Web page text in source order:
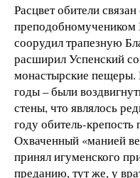
Расцвет обители
преподобномучеником
соорудил трапезную
расширил Успенский
монастырские пещеры.
годы – были
стены, что являлось
году обитель-
Охваченный «манией
принял игуменского
преданию, тут же, у